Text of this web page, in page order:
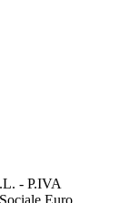
- P.IVA
Euro